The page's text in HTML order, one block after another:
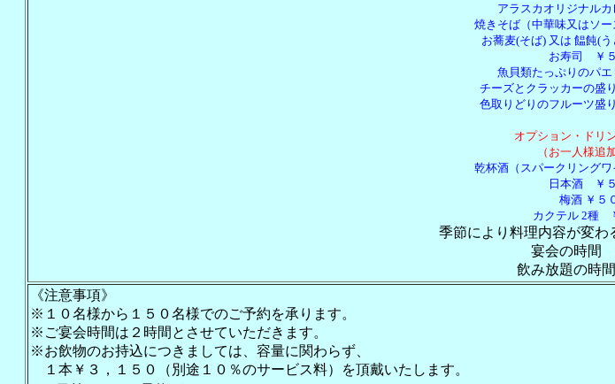
アラスカオリジナル
焼きそば（中華味又はソ
お蕎麦(そば) 又は 饂飩(
お寿司 ￥
魚貝類たっぷりのパ
チーズとクラッカーの盛
色取りどりのフルーツ盛
オプション・ドリ
（お一人様追
乾杯酒（スパークリング
日本酒 ￥
梅酒 ￥５
カクテル 2種
季節により料理内容が変わ
宴会の時間
飲み放題の時
《注意事項》
※１０名様から１５０名様でのご予約を承ります。
※ご宴会時間は２時間とさせていただきます。
※お飲物のお持込につきましては、容量に関わらず、
１本￥３，１５０（別途１０％のサービス料）を頂戴いたします。